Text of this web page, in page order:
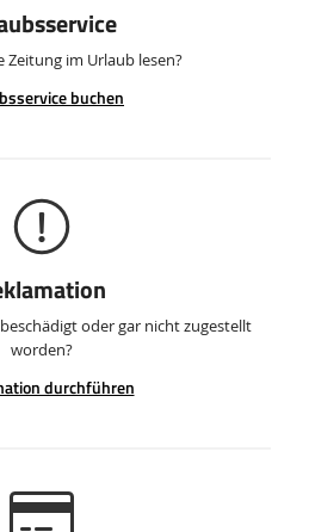
Zeitung im Urlaub lesen?
buchen
oder gar nicht zugestellt
worden?
durchführen